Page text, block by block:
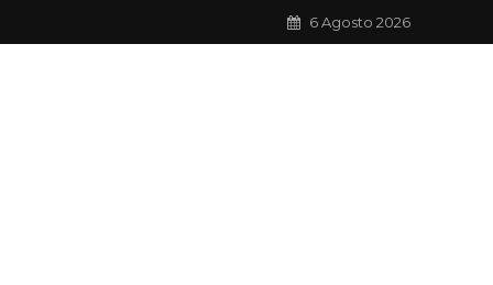
6 Agosto 2026